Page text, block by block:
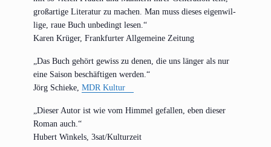
groß­ar­ti­ge Lite­ra­tur zu machen. Man muss die­ses eigen­wil­
li­ge, raue Buch unbe­dingt lesen.“
Karen Krü­ger, Frank­fur­ter All­ge­mei­ne Zeitung
„Das Buch gehört gewiss zu denen, die uns län­ger als nur
eine Sai­son beschäf­ti­gen werden.“
Jörg Schie­ke, MDR Kul­tur
„Die­ser Autor ist wie vom Him­mel gefal­len, eben die­ser
Roman auch.“
Hubert Win­kels, 3sat/Kulturzeit